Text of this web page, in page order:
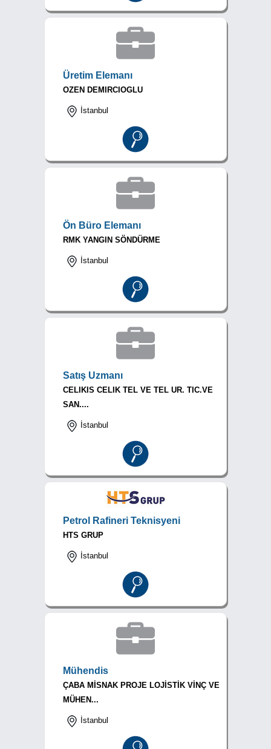
Üretim Elemanı
OZEN DEMIRCIOGLU
İstanbul
Ön Büro Elemanı
RMK YANGIN SÖNDÜRME
İstanbul
Satış Uzmanı
CELIKIS CELIK TEL VE TEL UR. TIC.VE
SAN....
İstanbul
Petrol Rafineri Teknisyeni
HTS GRUP
İstanbul
Mühendis
ÇABA MİSNAK PROJE LOJİSTİK VİNÇ VE
MÜHEN...
İstanbul